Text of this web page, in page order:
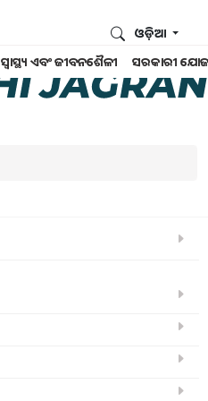
ସ୍ୱାସ୍ଥ୍ୟ ଏବଂ ଜୀବନଶୈଳୀ ସରକାରୀ
ଓଡ଼ିଆ